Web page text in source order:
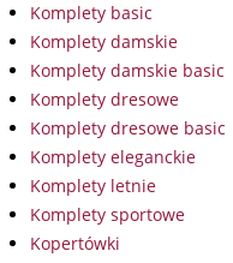
Komplety basic
Komplety damskie
Komplety damskie basic
Komplety dresowe
Komplety dresowe basic
Komplety eleganckie
Komplety letnie
Komplety sportowe
Kopertówki